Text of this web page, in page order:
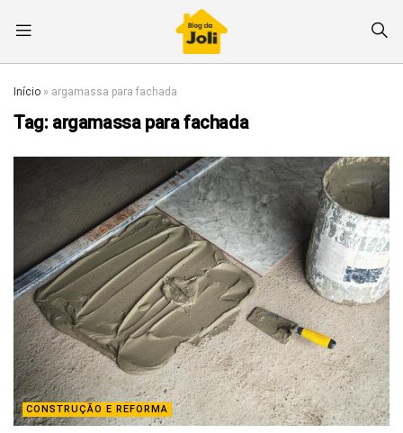
Início » argamassa para fachada
Tag: argamassa para fachada
CONSTRUÇÃO E REFORMA